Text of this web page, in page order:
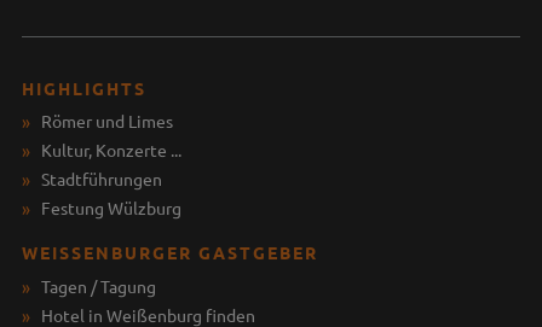
HIGHLIGHTS
Römer und Limes
Kultur, Konzerte ...
Stadtführungen
Festung Wülzburg
WEISSENBURGER GASTGEBER
Tagen / Tagung
Hotel in Weißenburg finden